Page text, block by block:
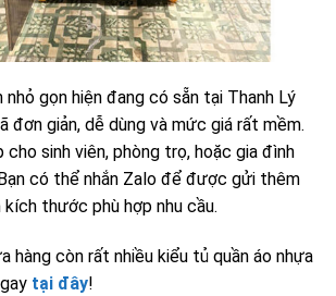
nhỏ gọn hiện đang có sẵn tại Thanh Lý
đơn giản, dễ dùng và mức giá rất mềm.
cho sinh viên, phòng trọ, hoặc gia đình
có thể nhắn Zalo để được gửi thêm
kích thước phù hợp nhu cầu.
hàng còn rất nhiều kiểu tủ quần áo nhựa
tại đây!